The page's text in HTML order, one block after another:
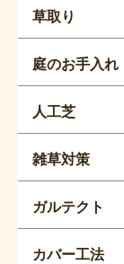
草取り
庭のお手入れ
人工芝
雑草対策
ガルテクト
カバー工法